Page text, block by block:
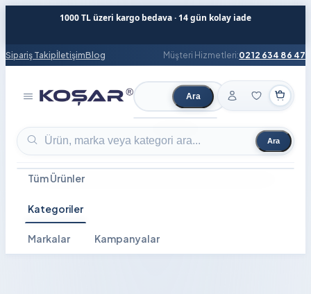
1000 TL üzeri kargo bedava · 14 gün kolay iade
Sipariş TakipİletişimBlog Müşteri Hizmetleri:0212 634 86 47
Ürün ara Ara
Ürün ara Ara
Tüm Ürünler
Kategoriler
Markalar Kampanyalar